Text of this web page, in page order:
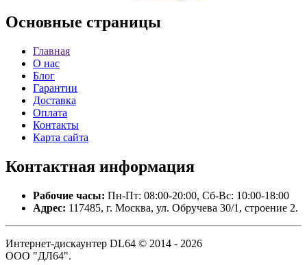
Основные страницы
Главная
О нас
Блог
Гарантии
Доставка
Оплата
Контакты
Карта сайта
Контактная информация
Рабочие часы: Пн-Пт: 08:00-20:00, Сб-Вс: 10:00-18:00
Адрес: 117485, г. Москва, ул. Обручева 30/1, строение 2.
Интернет-дискаунтер DL64 © 2014 - 2026
ООО "ДЛ64".